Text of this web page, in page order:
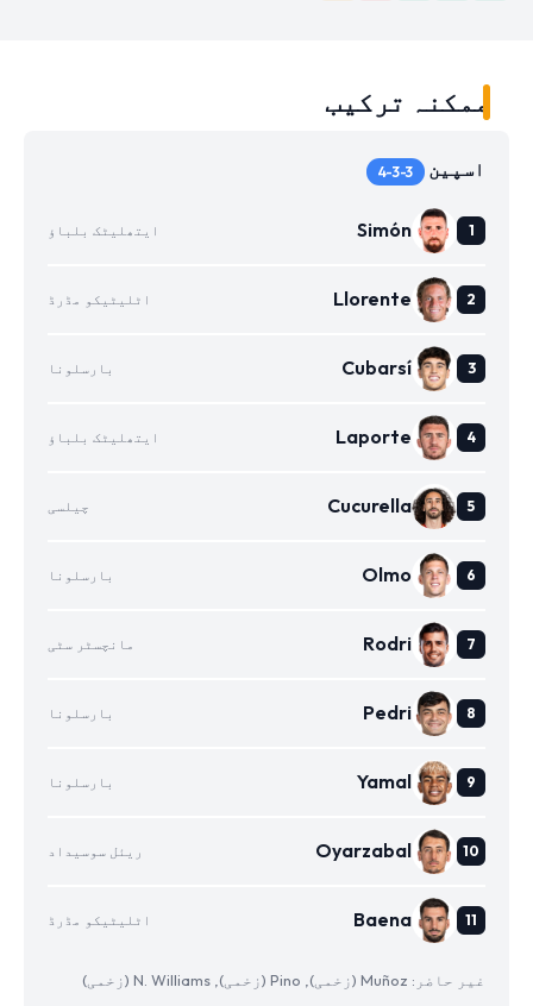
ممکنہ ترکیب
اسپین 4-3-3
Simón ایتھلیٹک بلباؤ
Llorente اٹلیٹیکو مڈرڈ
Cubarsí بارسلونا
Laporte ایتھلیٹک بلباؤ
Cucurella چیلسی
Olmo بارسلونا
Rodri مانچسٹر سٹی
Pedri بارسلونا
Yamal بارسلونا
Oyarzabal ریئل سوسیداد
Baena اٹلیٹیکو مڈرڈ
غیر حاضر: Muñoz (زخمی), Pino (زخمی), N. Williams (زخمی)